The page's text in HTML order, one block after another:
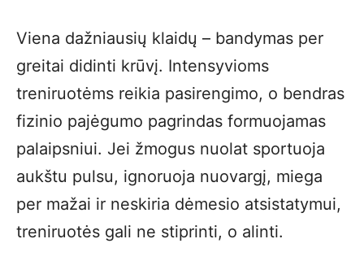
Viena dažniausių klaidų – bandymas per
greitai didinti krūvį. Intensyvioms
treniruotėms reikia pasirengimo, o bendras
fizinio pajėgumo pagrindas formuojamas
palaipsniui. Jei žmogus nuolat sportuoja
aukštu pulsu, ignoruoja nuovargį, miega
per mažai ir neskiria dėmesio atsistatymui,
treniruotės gali ne stiprinti, o alinti.